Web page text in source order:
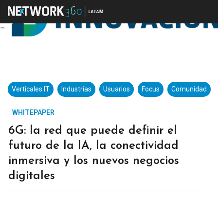
Verticales IT Industrias Usuarios Focus Comunidad
WHITEPAPER
6G: la red que puede definir el
futuro de la IA, la conectividad
inmersiva y los nuevos negocios
digitales